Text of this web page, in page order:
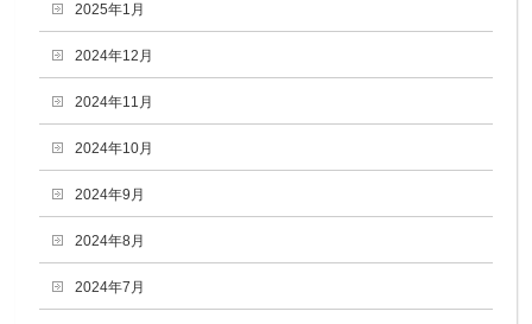
2025年1月
2024年12月
2024年11月
2024年10月
2024年9月
2024年8月
2024年7月